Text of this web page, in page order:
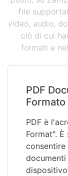
file
video, audio,
ciò di cui
formati e
PDF
Formato
PDF è
Format".
documenti